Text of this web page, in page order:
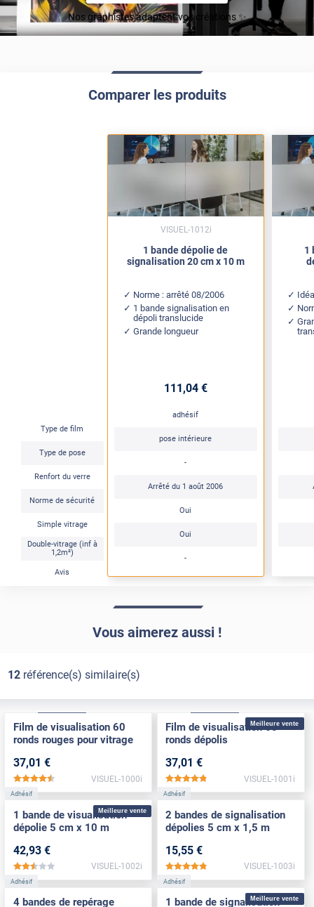
Nos graphistes adaptent vos créations ✨
Comparer les produits
Type de film
Type de pose
Renfort du verre
Norme de sécurité
Simple vitrage
Double-vitrage (inf à
1,2m²)
Avis
1 bande dépolie de
signalisation 20 cm x 10 m
Norme : arrêté 08/2006
1 bande signalisation en
dépoli translucide
Grande longueur
111,04 €
adhésif
pose intérieure
-
Arrêté du 1 août 2006
Oui
Oui
-
VISUEL-1012i
1
Vous aimerez aussi !
12référence(s) similaire(s)
Film de visualisation 60
ronds rouges pour vitrage
37,01 €
***** VISUEL-1000i
Meilleure vente
Film de visualisation 60
ronds dépolis
37,01 €
***** VISUEL-1001i
Meilleure vente
Adhésif
1 bande de visualisation
dépolie 5 cm x 10 m
42,93 €
***** VISUEL-1002i
Adhésif
2 bandes de signalisation
dépolies 5 cm x 1,5 m
15,55 €
***** VISUEL-1003i
Adhésif
4 bandes de repérage Meilleure vente
Adhésif
1 bande de signalisation